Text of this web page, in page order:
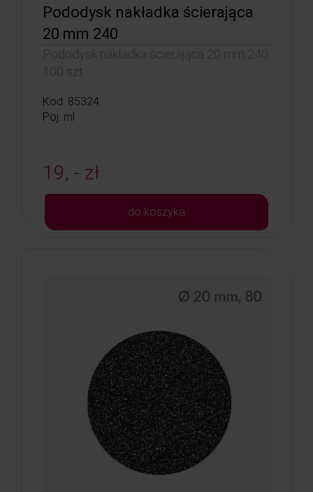
Pododysk nakładka ścierająca
20 mm 240
Pododysk nakładka ścierająca 20 mm 240
100 szt.
Kod: 85324
Poj: ml
19, - zł
do koszyka